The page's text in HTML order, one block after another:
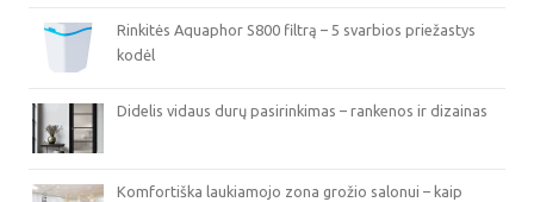
Rinkitės Aquaphor S800 filtrą – 5 svarbios priežastys
kodėl
Didelis vidaus durų pasirinkimas – rankenos ir dizainas
Komfortiška laukiamojo zona grožio salonui – kaip